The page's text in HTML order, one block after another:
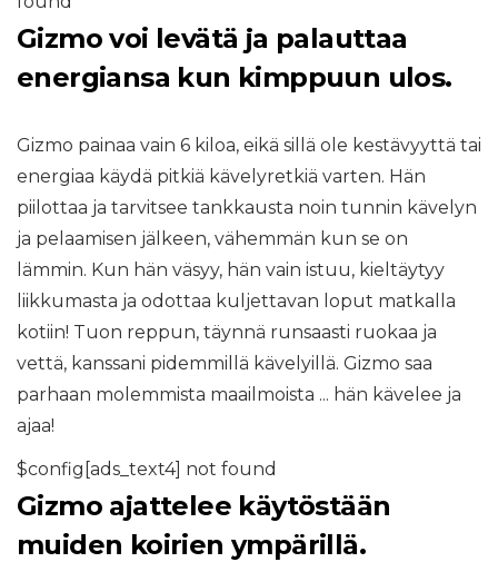
Gizmo voi levätä ja palauttaa
energiansa kun kimppuun ulos.
Gizmo painaa vain 6 kiloa, eikä sillä ole kestävyyttä tai
energiaa käydä pitkiä kävelyretkiä varten. Hän
piilottaa ja tarvitsee tankkausta noin tunnin kävelyn
ja pelaamisen jälkeen, vähemmän kun se on
lämmin. Kun hän väsyy, hän vain istuu, kieltäytyy
liikkumasta ja odottaa kuljettavan loput matkalla
kotiin! Tuon reppun, täynnä runsaasti ruokaa ja
vettä, kanssani pidemmillä kävelyillä. Gizmo saa
parhaan molemmista maailmoista ... hän kävelee ja
ajaa!
$config[ads_text4] not found
Gizmo ajattelee käytöstään
muiden koirien ympärillä.